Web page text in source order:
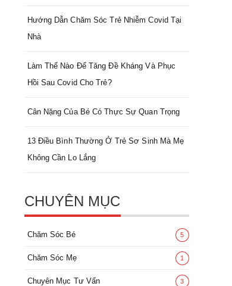
Hướng Dẫn Chăm Sóc Trẻ Nhiễm Covid Tại
Nhà
Làm Thể Nào Để Tăng Đề Kháng Và Phục
Hồi Sau Covid Cho Trẻ?
Cân Nặng Của Bé Có Thực Sự Quan Trọng
13 Điều Bình Thường Ở Trẻ Sơ Sinh Mà Mẹ
Không Cần Lo Lắng
CHUYÊN MỤC
Chăm Sóc Bé 5
Chăm Sóc Mẹ 1
Chuyên Mục Tư Vấn 3